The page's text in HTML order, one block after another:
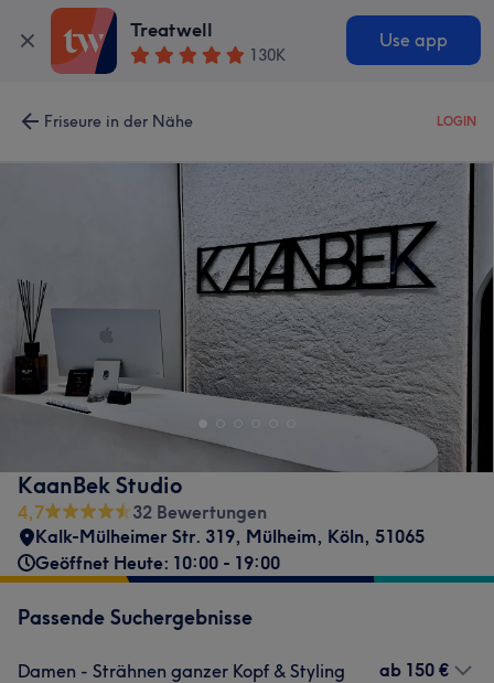
Treatwell
130K
Use app
Friseure in der Nähe LOGIN
KaanBek Studio
4,7
32 Bewertungen
Kalk-Mülheimer Str. 319, Mülheim, Köln, 51065
Geöffnet Heute: 10:00 - 19:00
Passende Suchergebnisse
Damen - Strähnen ganzer Kopf & Styling
ab 150 €